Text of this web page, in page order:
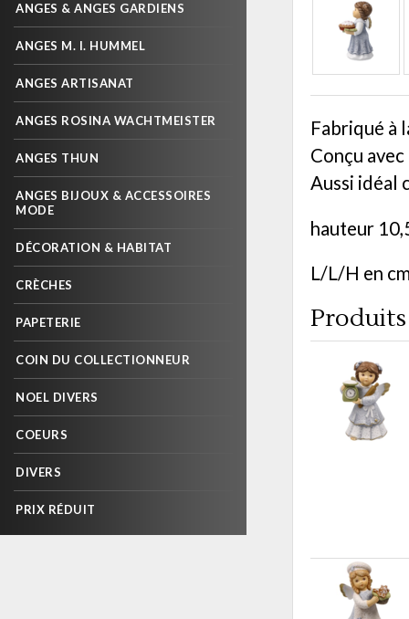
ANGES & ANGES GARDIENS
ANGES M. I. HUMMEL
ANGES ARTISANAT
ANGES ROSINA WACHTMEISTER
ANGES THUN
ANGES BIJOUX & ACCESSOIRES
MODE
DÉCORATION & HABITAT
CRÈCHES
PAPETERIE
COIN DU COLLECTIONNEUR
NOEL DIVERS
COEURS
DIVERS
PRIX RÉDUIT
Fabriqué à
Conçu
Aussi idéal
hauteur
L/L/H en